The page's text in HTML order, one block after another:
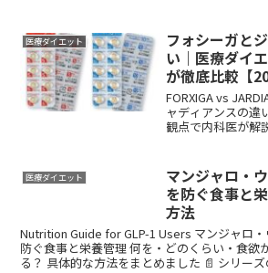
タ・副作用をまと
医療ダイエット
フォシーガと
い｜医療ダイ
が徹底比較【
ス】
FORXIGA vs
ャディアンスの違
観点で内科医が解
ォシーガとジ...
医療ダイエット
マンジャロ・
を防ぐ食事と
方法
Nutrition Guide for GLP-1 Users マンジャロ
防ぐ食事と栄養管理 何を・どのくらい・食欲
る？ 具体的な方法をまとめました 📄 シリー